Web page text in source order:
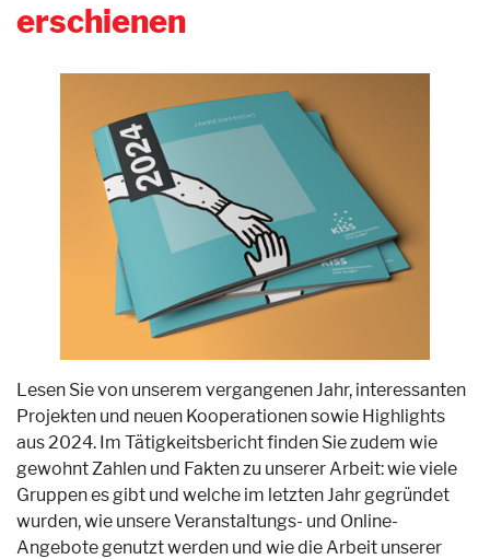
erschienen
Lesen Sie von unserem vergangenen Jahr, interessanten
Projekten und neuen Kooperationen sowie Highlights
aus 2024. Im Tätigkeitsbericht finden Sie zudem wie
gewohnt Zahlen und Fakten zu unserer Arbeit: wie viele
Gruppen es gibt und welche im letzten Jahr gegründet
wurden, wie unsere Veranstaltungs- und Online-
Angebote genutzt werden und wie die Arbeit unserer